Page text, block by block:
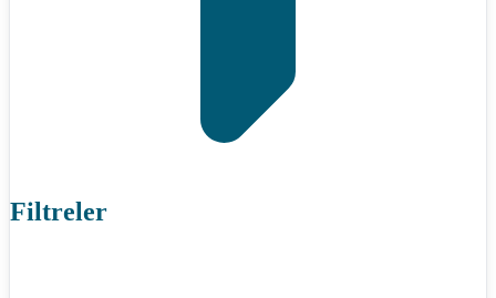
Filtreler